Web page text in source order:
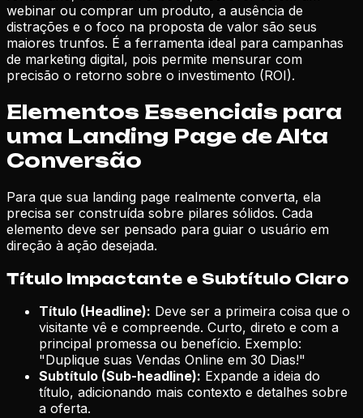
webinar ou comprar um produto, a ausência de
distrações e o foco na proposta de valor são seus
maiores trunfos. É a ferramenta ideal para campanhas
de marketing digital, pois permite mensurar com
precisão o retorno sobre o investimento (ROI).
Elementos Essenciais para
uma Landing Page de Alta
Conversão
Para que sua landing page realmente converta, ela
precisa ser construída sobre pilares sólidos. Cada
elemento deve ser pensado para guiar o usuário em
direção à ação desejada.
Título Impactante e Subtítulo Claro
Título (Headline): Deve ser a primeira coisa que o
visitante vê e compreende. Curto, direto e com a
principal promessa ou benefício. Exemplo:
"Duplique suas Vendas Online em 30 Dias!"
Subtítulo (Sub-headline): Expande a ideia do
título, adicionando mais contexto e detalhes sobre
a oferta.